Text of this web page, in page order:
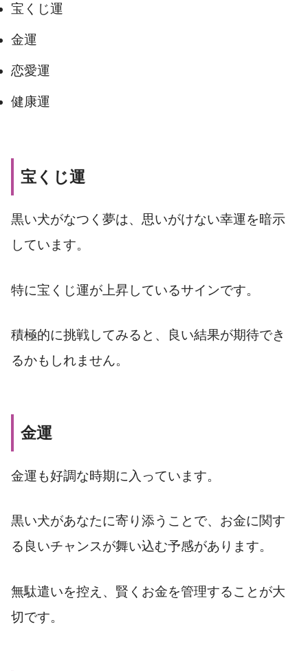
宝くじ運
金運
恋愛運
健康運
宝くじ運
黒い犬がなつく夢は、思いがけない幸運を暗示
しています。
特に宝くじ運が上昇しているサインです。
積極的に挑戦してみると、良い結果が期待でき
るかもしれません。
金運
金運も好調な時期に入っています。
黒い犬があなたに寄り添うことで、お金に関す
る良いチャンスが舞い込む予感があります。
無駄遣いを控え、賢くお金を管理することが大
切です。